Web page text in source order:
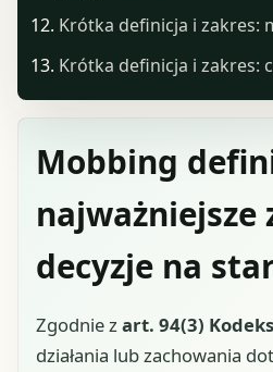
Mobbing
najważniejsze
decyzje na
Zgodnie zart. 94(3)
działania lub zachowania
Krótka definicja i zakres:
Krótka definicja i zakres: